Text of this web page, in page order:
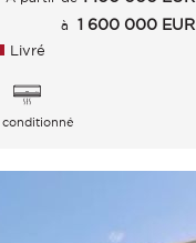
à 1 600 000 EUR
Livré
conditionné